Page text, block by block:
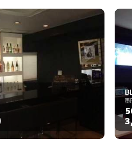
BLENDA
墨田区江東橋3-5-8-5F-B号室
50分
3,000円 (税込)